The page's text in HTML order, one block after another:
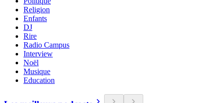
Religion
Enfants
DJ
Rire
Radio Campus
Interview
Noël
Musique
Education